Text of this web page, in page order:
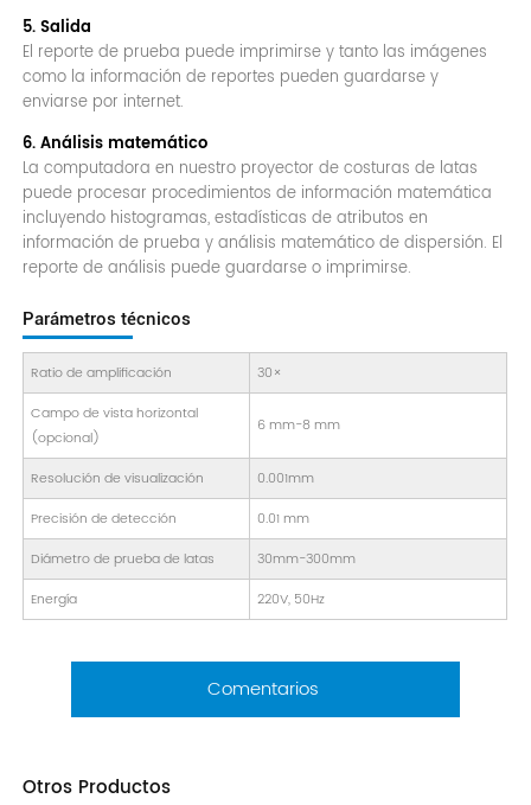
5. Salida
El reporte de prueba puede imprimirse y tanto las imágenes
como la información de reportes pueden guardarse y
enviarse por internet.
6. Análisis matemático
La computadora en nuestro proyector de costuras de latas
puede procesar procedimientos de información matemática
incluyendo histogramas, estadísticas de atributos en
información de prueba y análisis matemático de dispersión. El
reporte de análisis puede guardarse o imprimirse.
Parámetros técnicos
Ratio de amplificación
30×
Campo de vista horizontal
(opcional)
6 mm-8 mm
Resolución de visualización
0.001mm
Precisión de detección
0.01 mm
Diámetro de prueba de latas
30mm-300mm
Energía
220V, 50Hz
Comentarios
Otros Productos